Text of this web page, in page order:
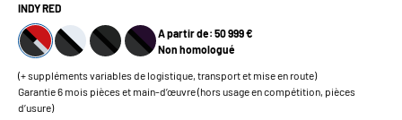
INDY RED
A partir de: 50 999 €
Non homologué
(+ suppléments variables de logistique, transport et mise en route)
Garantie 6 mois pièces et main-d’œuvre (hors usage en compétition, pièces
d’usure)